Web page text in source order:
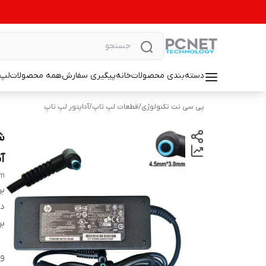
دسته‌بندی محصولاتخانهپیگیری سفارشهمه محصولات
پی سی نت تکنولوژی/قطعات لپ تاپ/آداپتور لپ تاپ
آبی3